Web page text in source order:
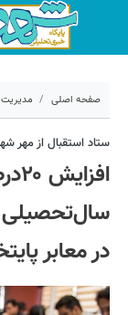
صفحه اصلی
۳ مهر ۱۴۰۲ - ۰۸:۱۶
کد مطلب: 42952
ستاد استقبال از مهر
سال‌تحصیلی
در معابر